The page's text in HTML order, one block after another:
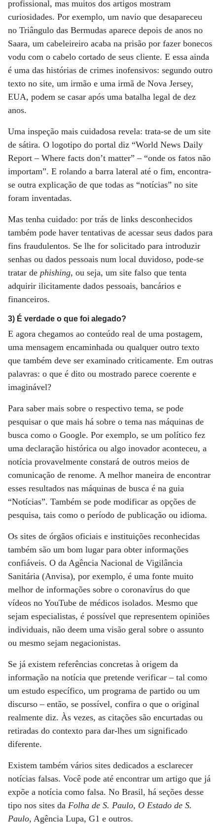
profissional, mas muitos dos artigos mostram
curiosidades. Por exemplo, um navio que desapareceu
no Triângulo das Bermudas aparece depois de anos no
Saara, um cabeleireiro acaba na prisão por fazer bonecos
vodu com o cabelo cortado de seus cliente. E essa ainda
é uma das histórias de crimes inofensivos: segundo outro
texto no site, um irmão e uma irmã de Nova Jersey,
EUA, podem se casar após uma batalha legal de dez
anos.
Uma inspeção mais cuidadosa revela: trata-se de um site
de sátira. O logotipo do portal diz “World News Daily
Report – Where facts don’t matter” – “onde os fatos não
importam”. E rolando a barra lateral até o fim, encontra-
se outra explicação de que todas as “notícias” no site
foram inventadas.
Mas tenha cuidado: por trás de links desconhecidos
também pode haver tentativas de acessar seus dados para
fins fraudulentos. Se lhe for solicitado para introduzir
senhas ou dados pessoais num local duvidoso, pode-se
tratar de phishing, ou seja, um site falso que tenta
adquirir ilicitamente dados pessoais, bancários e
financeiros.
3) É verdade o que foi alegado?
E agora chegamos ao conteúdo real de uma postagem,
uma mensagem encaminhada ou qualquer outro texto
que também deve ser examinado criticamente. Em outras
palavras: o que é dito ou mostrado parece coerente e
imaginável?
Para saber mais sobre o respectivo tema, se pode
pesquisar o que mais há sobre o tema nas máquinas de
busca como o Google. Por exemplo, se um político fez
uma declaração histórica ou algo inovador aconteceu, a
notícia provavelmente constará de outros meios de
comunicação de renome. A melhor maneira de encontrar
esses resultados nas máquinas de busca é na guia
“Notícias”. Também se pode modificar as opções de
pesquisa, tais como o período de publicação ou idioma.
Os sites de órgãos oficiais e instituições reconhecidas
também são um bom lugar para obter informações
confiáveis. O da Agência Nacional de Vigilância
Sanitária (Anvisa), por exemplo, é uma fonte muito
melhor de informações sobre o coronavírus do que
vídeos no YouTube de médicos isolados. Mesmo que
sejam especialistas, é possível que representem opiniões
individuais, não deem uma visão geral sobre o assunto
ou mesmo sejam negacionistas.
Se já existem referências concretas à origem da
informação na notícia que pretende verificar – tal como
um estudo específico, um programa de partido ou um
discurso – então, se possível, confira o que o original
realmente diz. Às vezes, as citações são encurtadas ou
retiradas do contexto para dar-lhes um significado
diferente.
Existem também vários sites dedicados a esclarecer
notícias falsas. Você pode até encontrar um artigo que já
expõe a notícia como falsa. No Brasil, há seções desse
tipo nos sites da Folha de S. Paulo, O Estado de S.
Paulo, Agência Lupa, G1 e outros.